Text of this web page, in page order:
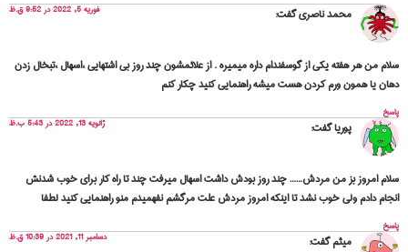
محمد ناصریگفت: فوریه 5, 2022 در 9:52 ق.ظ
سلام من هر هفته یکی از گوسفندام داره میمیره . از علائمشون چند روز بی اشتهایی ،اسهال ،تبخال زدن
دهان یا همون ورم کردن هست میشه راهنمایی کنید چکار کنم
پاسخ
پوریاگفت: ژانویه 13, 2022 در 5:43 ب.ظ
سلام امروز بز من مردش…… چند روز بودش داشت اسهال میرفت چند تا راه کار برای خوب شدنش
انجام دادم ولی خوب نشد تا اینکه امروز مردش علت مرگشم نفهمیدم منو راهنمایی کنید لطفا
پاسخ
میثمگفت: دسامبر 11, 2021 در 10:39 ق.ظ